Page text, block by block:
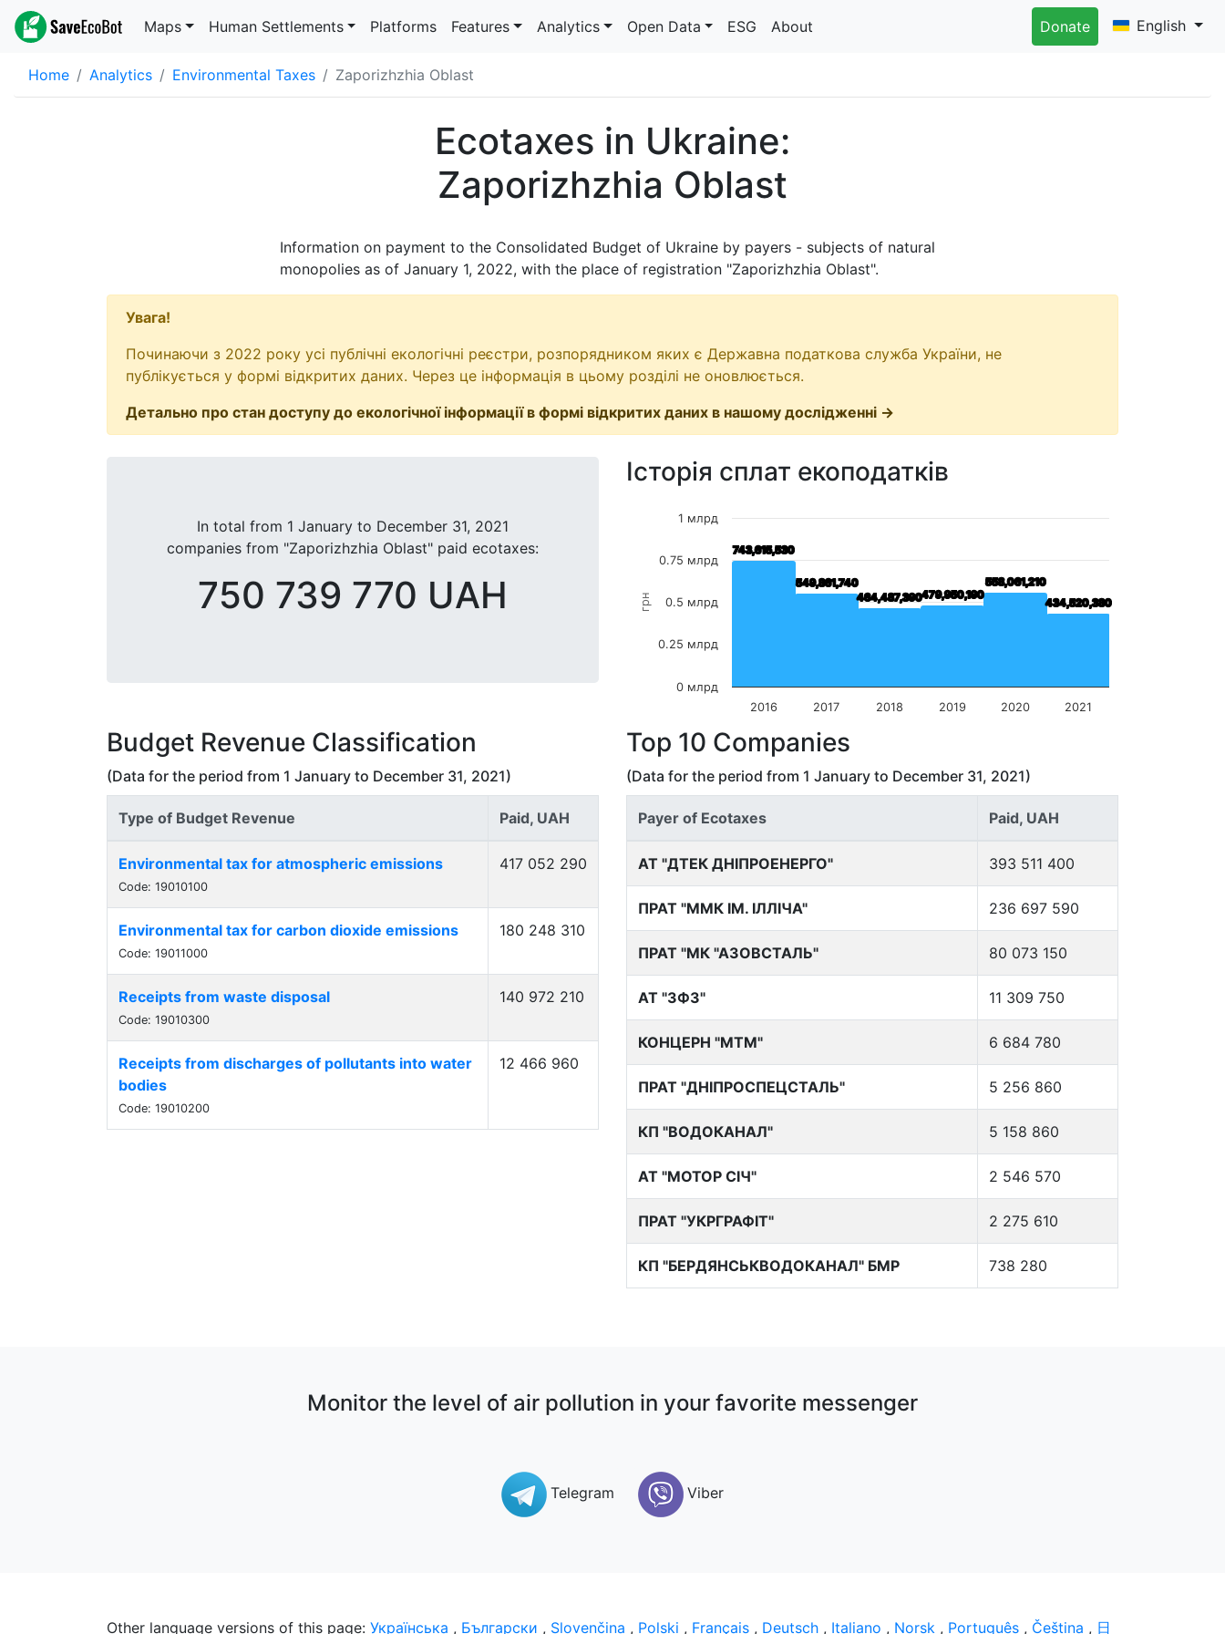
Maps Human Settlements Platforms Features Analytics Open Data ESG About Donate English
Home Analytics Environmental Taxes Zaporizhzhia Oblast
Ecotaxes in Ukraine:
Zaporizhzhia Oblast
Information on payment to the Consolidated Budget of Ukraine by payers - subjects of natural
monopolies as of January 1, 2022, with the place of registration "Zaporizhzhia Oblast".
Увага!
Починаючи з 2022 року усі публічні екологічні реєстри, розпорядником яких є Державна податкова служба України, не
публікується у формі відкритих даних. Через це інформація в цьому розділі не оновлюється.
Детально про стан доступу до екологічної інформації в формі відкритих даних в нашому дослідженні →
In total from 1 January to December 31, 2021
companies from "Zaporizhzhia Oblast" paid ecotaxes:
750 739 770 UAH
Історія сплат екоподатків
грн
743,615,530
743,615,530
549,861,740
549,861,740
464,487,390
464,487,390479,950,190
479,950,190
558,061,210
558,061,210
434,520,380
434,520,380
2016 2017 2018 2019 2020 2021
0 млрд
0.25 млрд
0.5 млрд
0.75 млрд
1 млрд
Budget Revenue Classification
(Data for the period from 1 January to December 31, 2021)
Type of Budget Revenue Paid, UAH
Environmental tax for atmospheric emissions
Code: 19010100
417 052 290
Environmental tax for carbon dioxide emissions
Code: 19011000
180 248 310
Receipts from waste disposal
Code: 19010300
140 972 210
Receipts from discharges of pollutants into water
bodies
Code: 19010200
12 466 960
Top 10 Companies
(Data for the period from 1 January to December 31, 2021)
Payer of Ecotaxes Paid, UAH
АТ "ДТЕК ДНІПРОЕНЕРГО" 393 511 400
ПРАТ "ММК ІМ. ІЛЛІЧА" 236 697 590
ПРАТ "МК "АЗОВСТАЛЬ" 80 073 150
АТ "ЗФЗ" 11 309 750
КОНЦЕРН "МТМ" 6 684 780
ПРАТ "ДНІПРОСПЕЦСТАЛЬ" 5 256 860
КП "ВОДОКАНАЛ" 5 158 860
АТ "МОТОР СІЧ" 2 546 570
ПРАТ "УКРГРАФІТ" 2 275 610
КП "БЕРДЯНСЬКВОДОКАНАЛ" БМР 738 280
Monitor the level of air pollution in your favorite messenger
Telegram Viber
Other language versions of this page: Українська , Български , Slovenčina , Polski , Français , Deutsch , Italiano , Norsk , Português , Čeština , 日